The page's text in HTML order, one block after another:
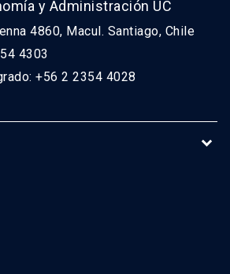
y Administración UC
4860, Macul. Santiago, Chile
4303
+56 2 2354 4028